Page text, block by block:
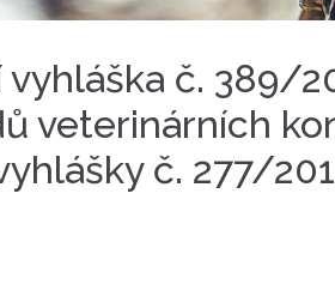
č. 389/
veterinárních
č. 277/